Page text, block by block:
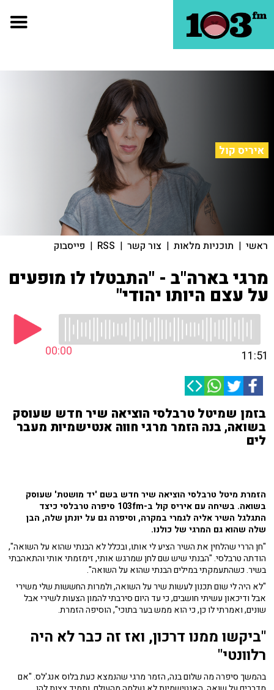
איריס קול
ראשי | תוכניות מלאות | צור קשר |
RSS
| פייסבוק
מרגי בארה"ב - "התבטלו לו מופעים
על עצם היותו יהודי"
00:00 11:51
בזמן שמיטל טרבלסי הוציאה שיר חדש שעוסק
בשואה, בנה הזמר מרגי חווה אנטישמיות מעבר
לים
הזמרת מיטל טרבלסי הוציאה שיר חדש בשם 'יד מושטת' שעוסק
בשואה. בשיחה עם איריס קול ב-103fm סיפרה טרבלסי כיצד
התגלגל השיר אליה לגמרי במקרה, וסיפרה גם על יונתן שלה, הבן
שלה שהוא גם המרגי של כולנו.
"חן הררי שהלחין את השיר הציע לי אותו, ובכלל לא הבנתי שהוא על השואה",
הודתה טרבלסי. "הבנתי שיש שם לחן שמרגש אותי, זימזמתי אותי והתאהבתי
בשיר. כשהתעמקתי במילים הבנתי שהוא על השואה".
"לא היה לי שום תכנון לעשות שיר על השואה, ולמרות החששות שלי משירי
אבל ודיכאון עשיתי חושבים, כי עד היום סירבתי להמון הצעות לשירי אבל
שונים, ואמרתי לו כן, כי הוא ממש בער בתוכי", הוסיפה הזמרת.
"ביקשו ממנו דרכון, ואז זה כבר לא היה
רלוונטי"
בהמשך סיפרה מה שלום בנה, הזמר מרגי שהנמצא כעת בלוס אנג'לס. "אם